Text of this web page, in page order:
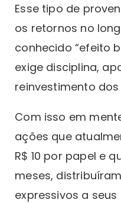
Esse tipo de
os retornos no
conhecido “efeito
exige disciplina,
reinvestimento
Com isso em
ações que
R$ 10 por papel e
meses,
expressivos a